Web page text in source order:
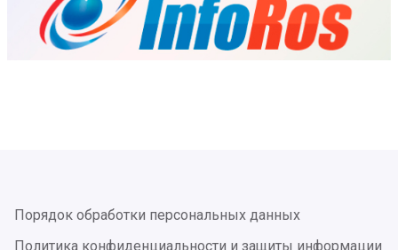
Порядок обработки персональных данных
Политика конфиденциальности и защиты информации